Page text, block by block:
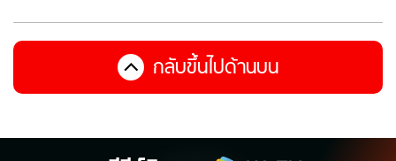
กลับขึ้นไปด้านบน